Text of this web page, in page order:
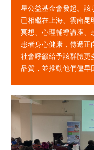
星公益基金會發起。該
已相繼在上海、雲南昆
冥想、心理輔導講座、
患者身心健康，傳遞正
社會呼籲給予該群體更
品質，並推動他們儘早